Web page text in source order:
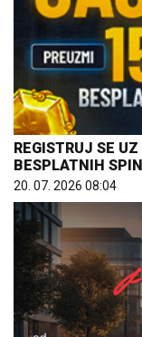
REGISTRUJ SE
BESPLATNIH
20. 07. 2026 08:04